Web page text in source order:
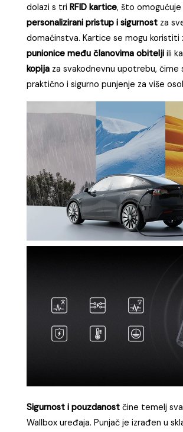
dolazi s triRFID kartice, što omogućuje
personalizirani pristup i sigurnost za
domaćinstva. Kartice se mogu koristiti
punionice među članovima obitelji ili
kopija za svakodnevnu upotrebu, čime
praktično i sigurno punjenje za više
Sigurnost i pouzdanost čine temelj
Wallbox uređaja. Punjač je izrađen u